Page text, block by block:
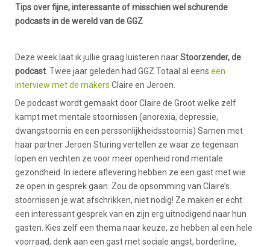
Tips over fijne, interessante of misschien wel schurende
podcasts in de wereld van de GGZ
Deze week laat ik jullie graag luisteren naarStoorzender, de
podcast . Twee jaar geleden had GGZ Totaal al eens een
interview met de makers Claire en Jeroen.
De podcast wordt gemaakt door Claire de Groot welke zelf
kampt met mentale stoornissen (anorexia, depressie,
dwangstoornis en een perssonlijkheidsstoornis) Samen met
haar partner Jeroen Sturing vertellen ze waar ze tegenaan
lopen en vechten ze voor meer openheid rond mentale
gezondheid. In iedere aflevering hebben ze een gast met wie
ze open in gesprek gaan. Zou de opsomming van Claire’s
stoornissen je wat afschrikken, niet nodig! Ze maken er echt
een interessant gesprek van en zijn erg uitnodigend naar hun
gasten. Kies zelf een thema naar keuze, ze hebben al een hele
voorraad; denk aan een gast met sociale angst, borderline,